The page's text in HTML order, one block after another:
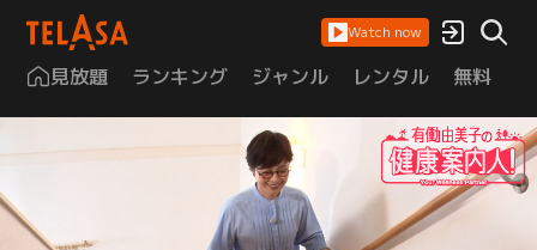
Watch now
見放題 ランキング ジャンル レンタル 無料